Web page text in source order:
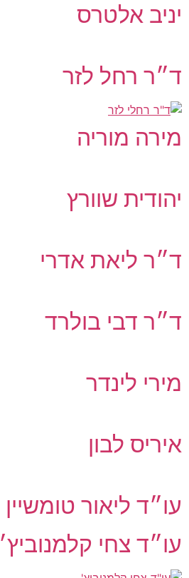
יניב אלטרס
ד״ר רחל לזר
מירה מוריה
יהודית שוורץ
ד״ר ליאת אדרי
ד״ר דבי בולרד
מירי לינדר
איריס לבון
עו״ד ליאור טומשיין
עו״ד צחי קלמנוביץ׳